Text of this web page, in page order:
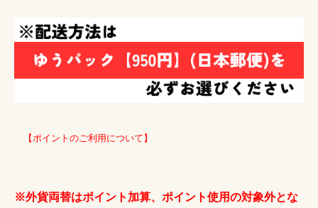
【ポイントのご利用について】
※外貨両替はポイント加算、ポイント使用の対象外とな